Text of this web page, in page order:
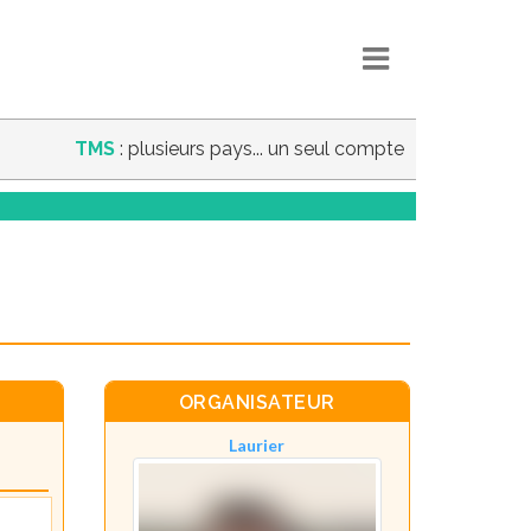
TMS : plusieurs pays... un seul compte
ORGANISATEUR
Laurier